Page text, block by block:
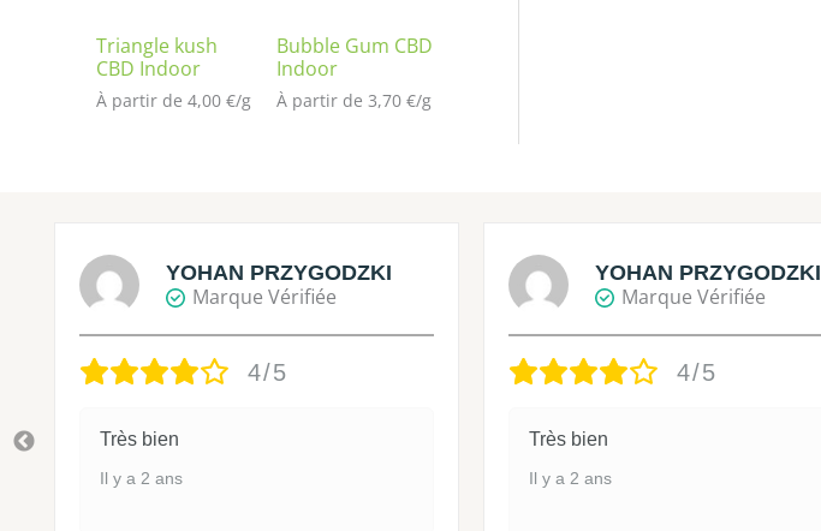
Triangle kush
CBD Indoor
À partir de 4,00 €/g
Bubble Gum CBD
Indoor
À partir de 3,70 €/g
YOHAN PRZYGODZKI
Marque Vérifiée
4/5
Très bien
Il y a 2 ans
YOHAN PRZYGODZKI
Marque Vérifiée
4/5
Très bien
Il y a 2 ans